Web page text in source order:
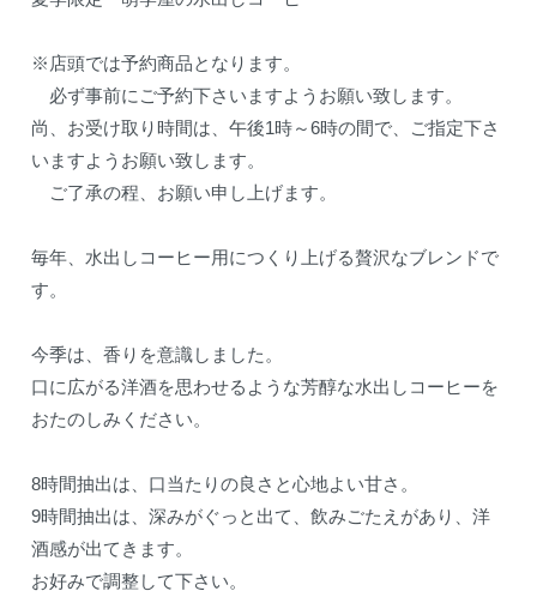
※店頭では予約商品となります。
必ず事前にご予約下さいますようお願い致します。
尚、お受け取り時間は、午後1時～6時の間で、ご指定下さ
いますようお願い致します。
ご了承の程、お願い申し上げます。
毎年、水出しコーヒー用につくり上げる贅沢なブレンドで
す。
今季は、香りを意識しました。
口に広がる洋酒を思わせるような芳醇な水出しコーヒーを
おたのしみください。
8時間抽出は、口当たりの良さと心地よい甘さ。
9時間抽出は、深みがぐっと出て、飲みごたえがあり、洋
酒感が出てきます。
お好みで調整して下さい。